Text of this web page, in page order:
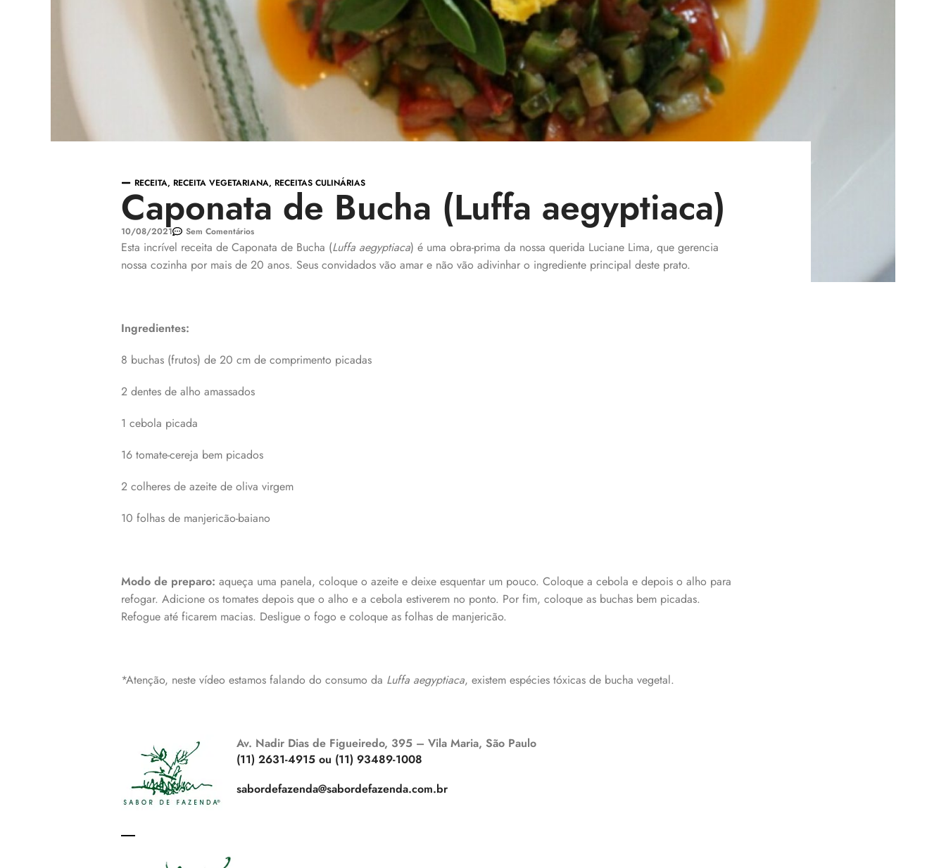
RECEITA, RECEITA VEGETARIANA, RECEITAS CULINÁRIAS
Caponata de Bucha (Luffa aegyptiaca)
10/08/2021 Sem Comentários
Esta incrível receita de Caponata de Bucha (Luffa aegyptiaca) é uma obra-prima da nossa querida Luciane Lima, que gerencia
nossa cozinha por mais de 20 anos. Seus convidados vão amar e não vão adivinhar o ingrediente principal deste prato.
Ingredientes:
8 buchas (frutos) de 20 cm de comprimento picadas
2 dentes de alho amassados
1 cebola picada
16 tomate-cereja bem picados
2 colheres de azeite de oliva virgem
10 folhas de manjericão-baiano
Modo de preparo: aqueça uma panela, coloque o azeite e deixe esquentar um pouco. Coloque a cebola e depois o alho para
refogar. Adicione os tomates depois que o alho e a cebola estiverem no ponto. Por fim, coloque as buchas bem picadas.
Refogue até ficarem macias. Desligue o fogo e coloque as folhas de manjericão.
*Atenção, neste vídeo estamos falando do consumo da Luffa aegyptiaca, existem espécies tóxicas de bucha vegetal.
Av. Nadir Dias de Figueiredo, 395 – Vila Maria, São Paulo
(11) 2631-4915 ou (11) 93489-1008
sabordefazenda@sabordefazenda.com.br